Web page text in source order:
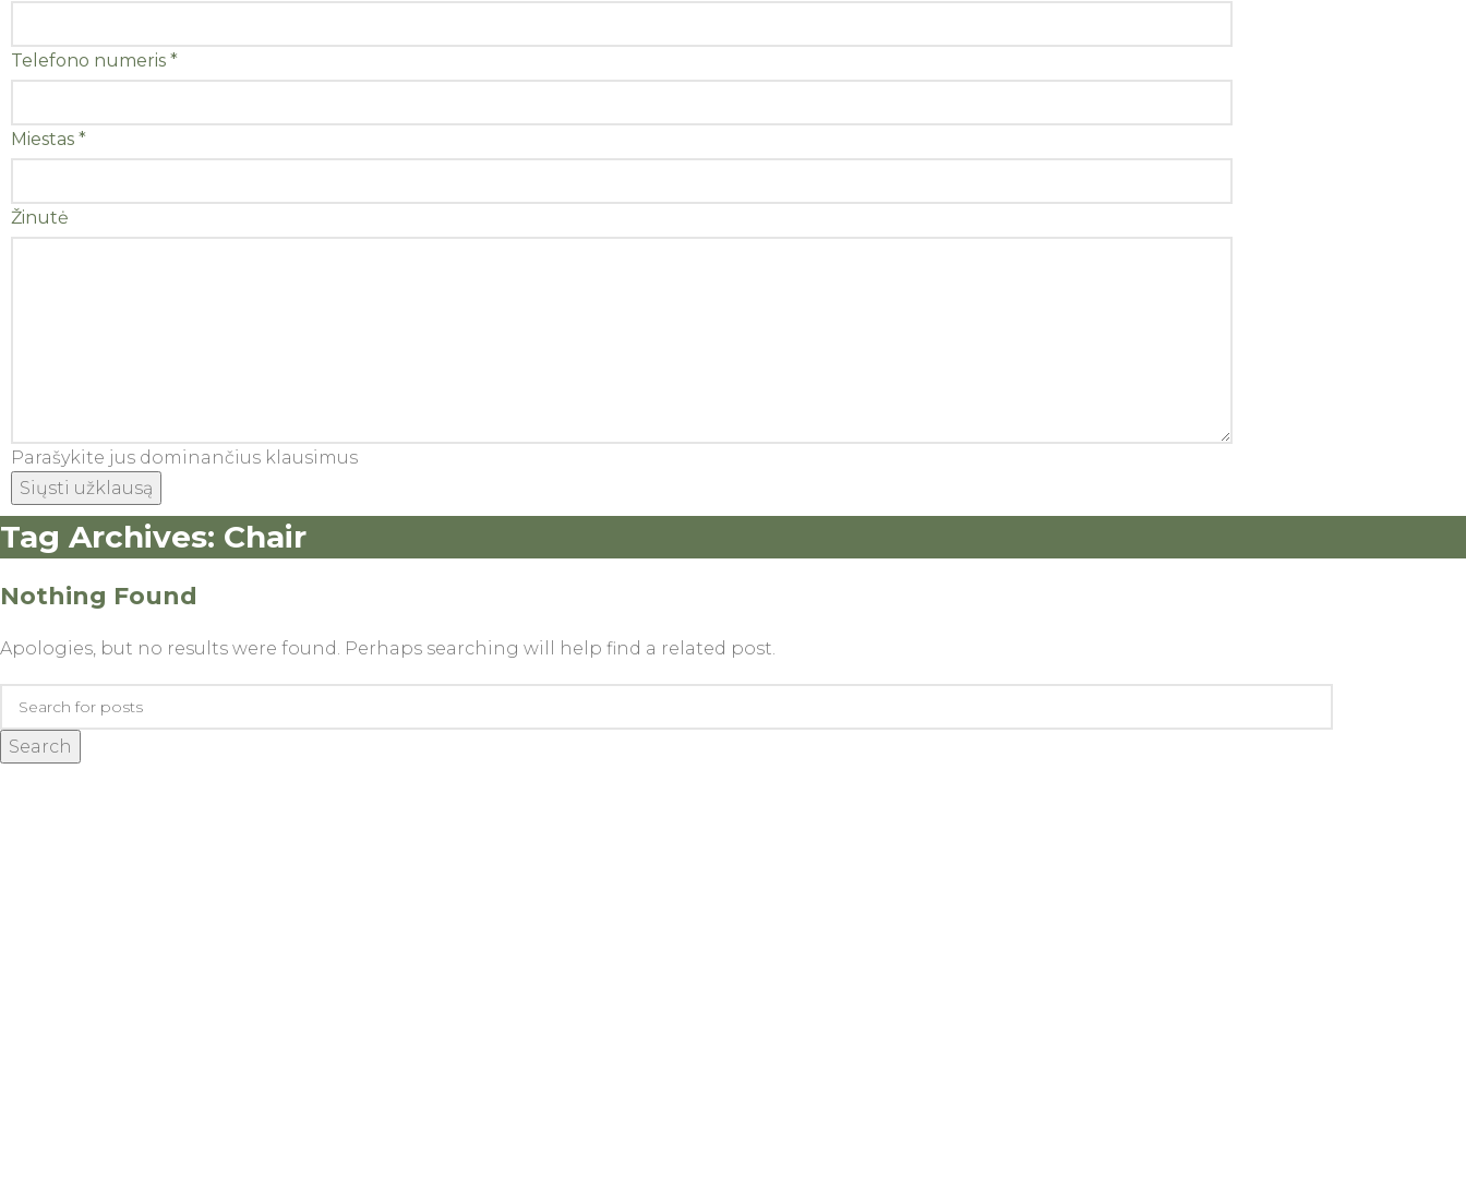
Telefono numeris *
Miestas *
Žinutė
Parašykite jus dominančius klausimus
Siųsti užklausą
Tag Archives: Chair
Nothing Found
Apologies, but no results were found. Perhaps searching will help find a related post.
Search